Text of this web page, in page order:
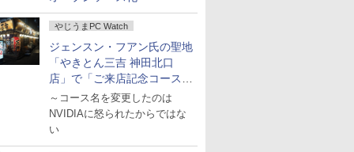
やじうまPC Watch
ジェンスン・フアン氏の聖地
「やきとん三吉 神田北口
店」で「ご来店記念コース」
を娘と堪能
～コース名を変更したのは
NVIDIAに怒られたからではな
い